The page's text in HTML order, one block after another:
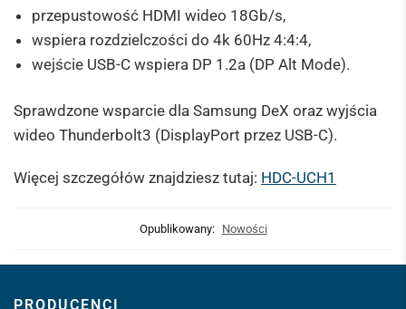
przepustowość HDMI wideo 18Gb/s,
wspiera rozdzielczości do 4k 60Hz 4:4:4,
wejście USB-C wspiera DP 1.2a (DP Alt Mode).
Sprawdzone wsparcie dla Samsung DeX oraz wyjścia
wideo Thunderbolt3 (DisplayPort przez USB-C).
Więcej szczegółów znajdziesz tutaj: HDC-UCH1
Opublikowany: Nowości
PRODUCENCI